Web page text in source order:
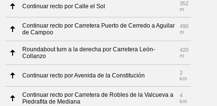
Continuar recto por Calle el Sol
352
m
Continuar recto por Carretera Puerto de Cerredo a Aguilar
de Campoo
490
m
Roundabout turn a la derecha por Carretera León-
Collanzo
420
m
Continuar recto por Avenida de la Constitución
2
km
Continuar recto por Carretera de Robles de la Valcueva a
Piedrafita de Mediana
4
km